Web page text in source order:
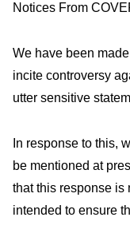
Notices From
We have been
incite controversy
utter sensitive
In response to this,
be mentioned at
that this response is
intended to ensure